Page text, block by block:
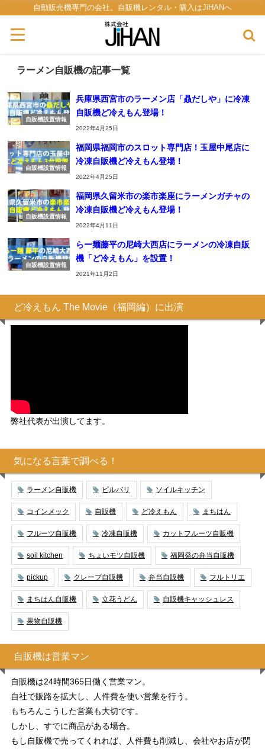
自動販売機専門の会社。自販機レンタル・購入はJiHANへ
ラーメン自販機の記事一覧
自販機設置情報
兵庫県西宮市のラーメン店「贔だしや」に冷凍
自販機ど冷えもん登場！
2022年4月25日
自販機設置情報
福岡県福岡市のスロット専門店！玉屋中尾店に
冷凍自販機ど冷えもん登場！
2022年4月25日
自販機設置情報
福岡県久留米市の楽市楽座にラーメンガチャの
冷凍自販機ど冷えもん登場！
2022年4月11日
自販機設置情報
らー麺藤平の尼崎大西店にラーメンの冷凍自販
機「ど冷えもん」を設置！
2021年11月2日
ど冷えもん The Movie（福岡編）に出演
弊社代表が出演してます。
気になる言葉で調べる！
ラーメン自販機 ビルバリ ソイルキッチン
コインメック 自販機 ど冷えもん まちはん
フルーツ自販機 冷凍自販機 カットフルーツ自販機
soil kitchen ちょいモツ自販機 福岡発の弁当自販機
pickup クレープ自販機 弁当自販機 フルトリエ
まちはん自販機 立花うどん 自販機キャッシュレス
果物自販機
自販機は営業マン
自販機は24時間365日働く営業マン。
自社で販路を拡大し、人件費を使い営業を行う。
もちろんこうした営業も大切です。
しかし、すでに商品がある場合。
もし自販機で売ってくれれば、人件費も削減し、会社やお店が閉